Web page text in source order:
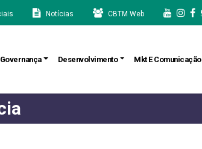
Notícias CBTM Web
Governança Desenvolvimento Mkt E Comunicação